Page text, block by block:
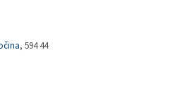
, 594 44